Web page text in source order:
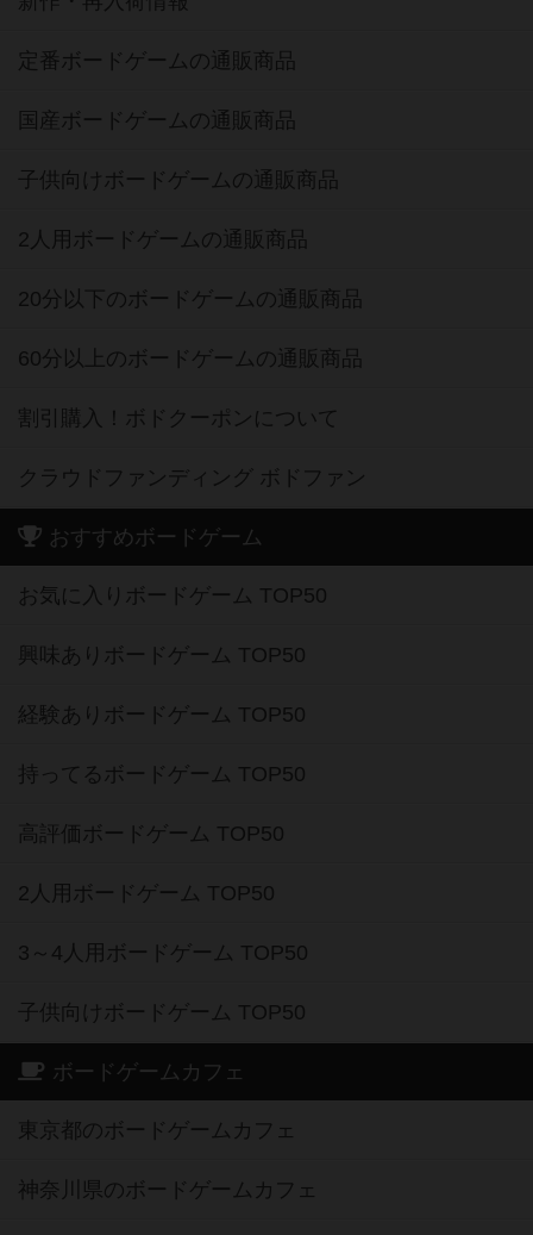
定番ボードゲームの通販商品
国産ボードゲームの通販商品
子供向けボードゲームの通販商品
2人用ボードゲームの通販商品
20分以下のボードゲームの通販商品
60分以上のボードゲームの通販商品
割引購入！ボドクーポンについて
クラウドファンディング ボドファン
おすすめボードゲーム
お気に入りボードゲーム TOP50
興味ありボードゲーム TOP50
経験ありボードゲーム TOP50
持ってるボードゲーム TOP50
高評価ボードゲーム TOP50
2人用ボードゲーム TOP50
3～4人用ボードゲーム TOP50
子供向けボードゲーム TOP50
ボードゲームカフェ
東京都のボードゲームカフェ
神奈川県のボードゲームカフェ